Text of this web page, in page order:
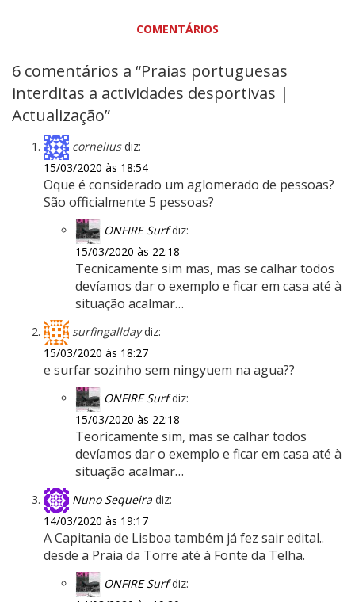
COMENTÁRIOS
6 comentários a “Praias portuguesas
interditas a actividades desportivas |
Actualização”
cornelius diz:
15/03/2020 às 18:54
Oque é considerado um aglomerado de pessoas?
São officialmente 5 pessoas?
ONFIRE Surf diz:
15/03/2020 às 22:18
Tecnicamente sim mas, mas se calhar todos
devíamos dar o exemplo e ficar em casa até à
situação acalmar…
surfingallday diz:
15/03/2020 às 18:27
e surfar sozinho sem ningyuem na agua??
ONFIRE Surf diz:
15/03/2020 às 22:18
Teoricamente sim, mas se calhar todos
devíamos dar o exemplo e ficar em casa até à
situação acalmar…
Nuno Sequeira diz:
14/03/2020 às 19:17
A Capitania de Lisboa também já fez sair edital..
desde a Praia da Torre até à Fonte da Telha.
ONFIRE Surf diz: